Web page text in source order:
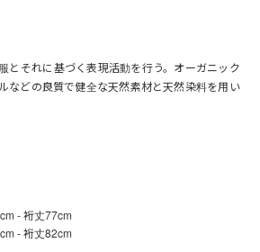
とそれに基づく表現活動を行う。オーガニック
などの良質で健全な天然素材と天然染料を用い
- 裄丈77cm
- 裄丈82cm